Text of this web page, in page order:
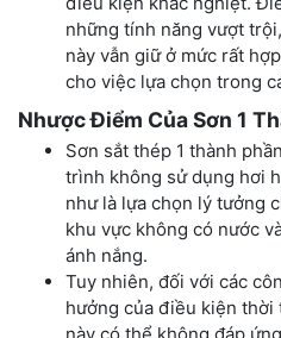
những tính năng vượt
này vẫn giữ ở mức rất
cho việc lựa chọn trong
Nhược Điểm Của Sơn 1
Sơn sắt thép 1 thành
trình không sử dụng hơi
như là lựa chọn lý tưởng
khu vực không có nước
ánh nắng.
Tuy nhiên, đối với các
hưởng của điều kiện thời